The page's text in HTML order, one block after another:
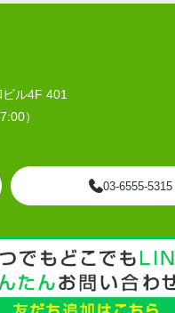
ル4F 401
）
03-6555-5315